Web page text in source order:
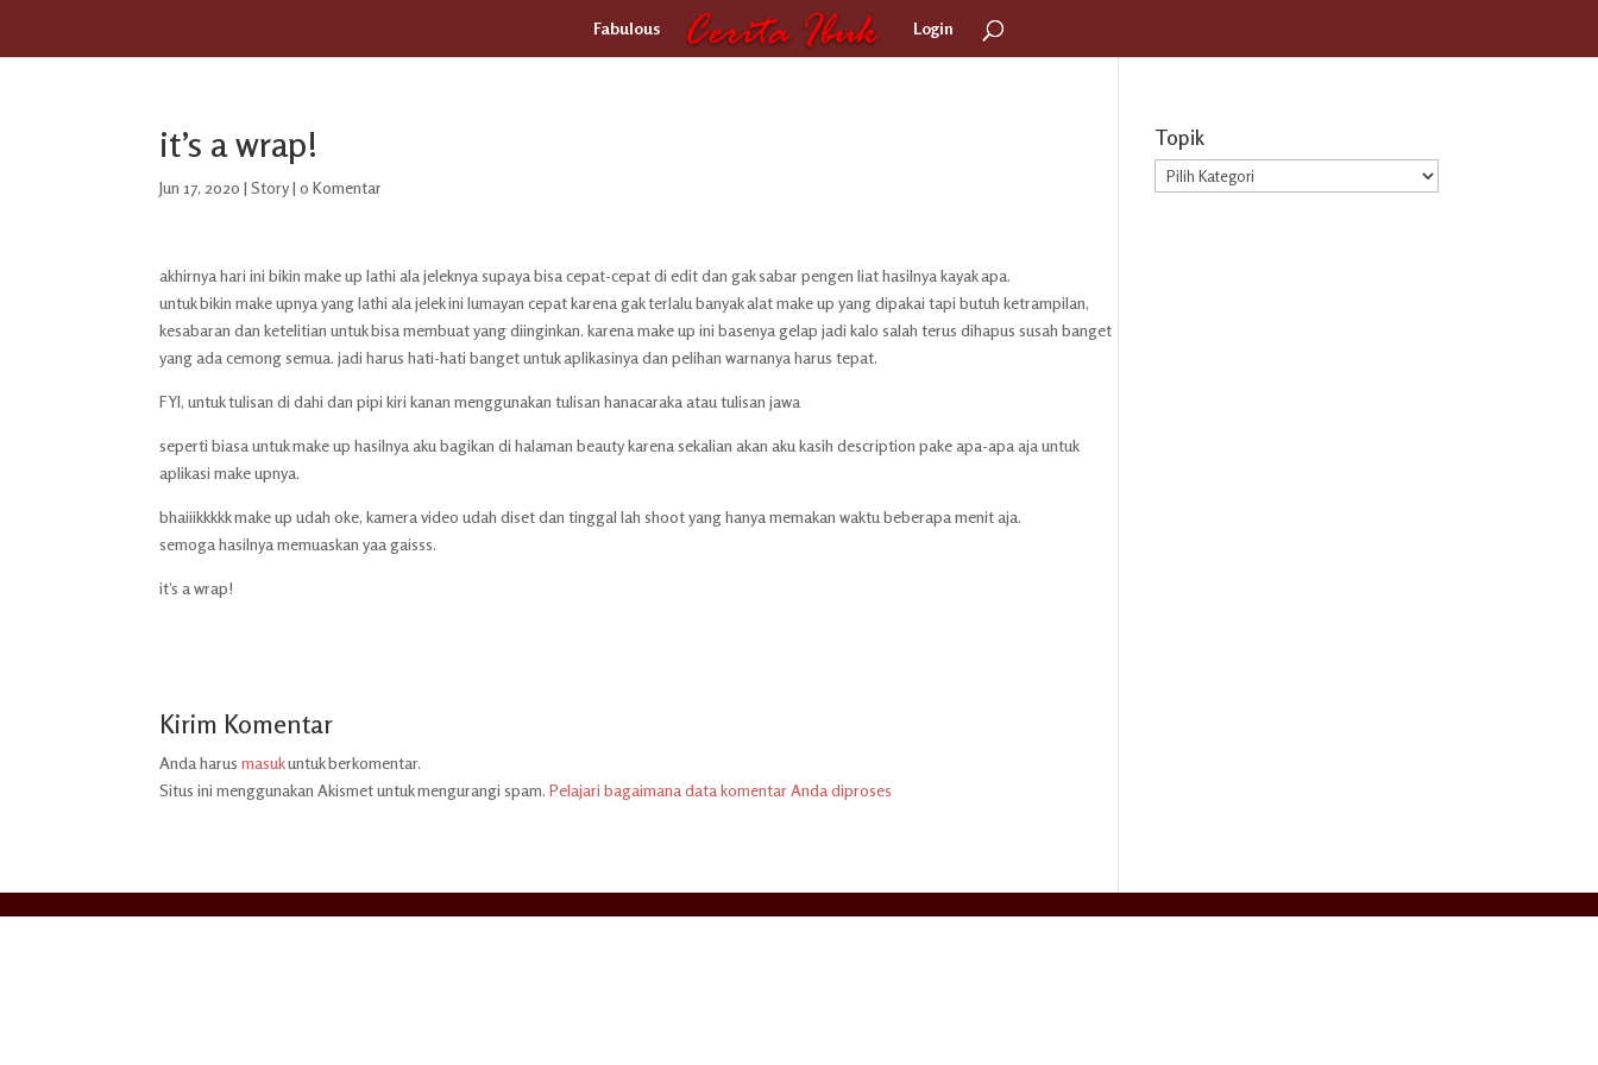
Fabulous Login
it’s a wrap!
Jun 17, 2020 |Story|0 Komentar
akhirnya hari ini bikin make up lathi ala jeleknya supaya bisa cepat-cepat di edit dan gak sabar pengen liat hasilnya kayak apa.
untuk bikin make upnya yang lathi ala jelek ini lumayan cepat karena gak terlalu banyak alat make up yang dipakai tapi butuh ketrampilan,
kesabaran dan ketelitian untuk bisa membuat yang diinginkan. karena make up ini basenya gelap jadi kalo salah terus dihapus susah banget
yang ada cemong semua. jadi harus hati-hati banget untuk aplikasinya dan pelihan warnanya harus tepat.
FYI, untuk tulisan di dahi dan pipi kiri kanan menggunakan tulisan hanacaraka atau tulisan jawa
seperti biasa untuk make up hasilnya aku bagikan di halaman beauty karena sekalian akan aku kasih description pake apa-apa aja untuk
aplikasi make upnya.
bhaiiikkkkk make up udah oke, kamera video udah diset dan tinggal lah shoot yang hanya memakan waktu beberapa menit aja.
semoga hasilnya memuaskan yaa gaisss.
it’s a wrap!
Kirim Komentar
Anda harusmasukuntuk berkomentar.
Situs ini menggunakan Akismet untuk mengurangi spam.Pelajari bagaimana data komentar Anda diproses
Topik
Topik